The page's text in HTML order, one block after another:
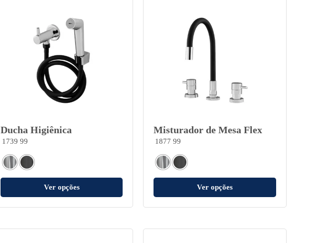
Ducha Higiênica
1739 99
Ver opções
Misturador de Mesa Flex
1877 99
Ver opções